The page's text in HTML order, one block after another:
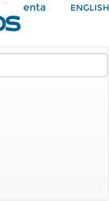
Mi Cuenta ENGLISH